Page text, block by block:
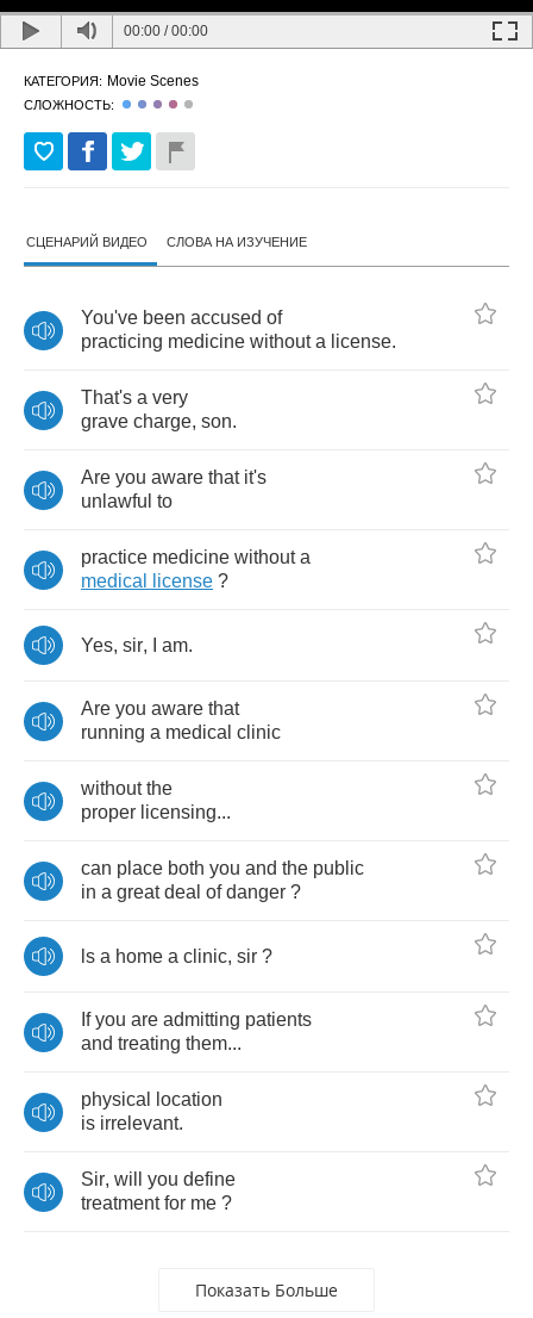
00:00 /00:00
КАТЕГОРИЯ: Movie Scenes
СЛОЖНОСТЬ:
СЦЕНАРИЙ ВИДЕО СЛОВА НА ИЗУЧЕНИЕ
You've been accused of
practicing medicine without a license.
That's a very
grave charge, son.
Are you aware that it's
unlawful to
practice medicine without a
medical
license ?
Yes, sir, am.
Are you aware that
running a medical clinic
without the
proper licensing...
can place both you and the public
in a great deal of danger ?
ls a home a clinic, sir ?
If you are admitting patients
and treating them...
physical
location
is irrelevant.
Sir, will you define
treatment for me ?
Показать Больше